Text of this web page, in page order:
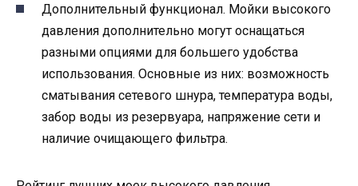
Дополнительный функционал. Мойки высокого
давления дополнительно могут оснащаться
разными опциями для большего удобства
использования. Основные из них: возможность
сматывания сетевого шнура, температура воды,
забор воды из резервуара, напряжение сети и
наличие очищающего фильтра.